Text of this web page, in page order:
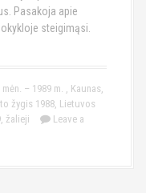
Pasakoja apie
steigimąsi.
– 1989 m. , Kaunas,
žygis 1988, Lietuvos
, žalieji
Leave a